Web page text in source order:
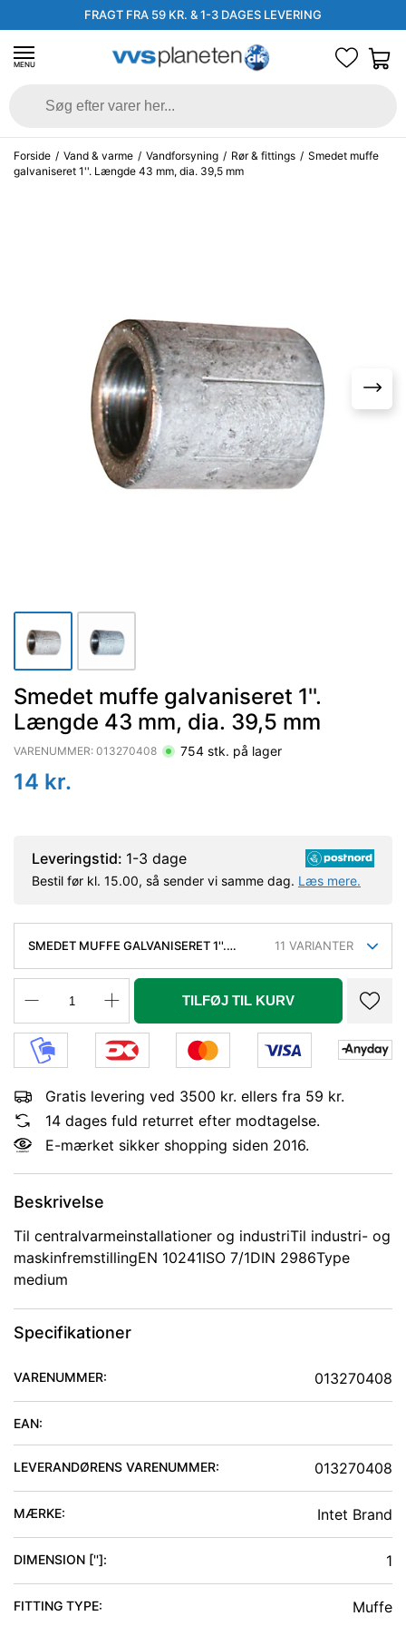
FRAGT FRA 59 KR. & 1-3 DAGES LEVERING
MENU
Forside / Vand & varme / Vandforsyning / Rør & fittings / Smedet muffe
galvaniseret 1''. Længde 43 mm, dia. 39,5 mm
Smedet muffe galvaniseret 1''.
Længde 43 mm, dia. 39,5 mm
VARENUMMER: 013270408 754 stk. på lager
14 kr.
Leveringstid: 1-3 dage
Bestil før kl. 15.00, så sender vi samme dag. Læs mere.
SMEDET MUFFE GALVANISERET 1''.
11 VARIANTER
TILFØJ TIL KURV
Gratis levering ved 3500 kr. ellers fra 59 kr.
14 dages fuld returret efter modtagelse.
E-mærket sikker shopping siden 2016.
Beskrivelse
Til centralvarmeinstallationer og industriTil industri- og
maskinfremstillingEN 10241ISO 7/1DIN 2986Type
medium
Specifikationer
VARENUMMER: 013270408
EAN:
LEVERANDØRENS VARENUMMER: 013270408
MÆRKE: Intet Brand
DIMENSION ['']: 1
FITTING TYPE: Muffe